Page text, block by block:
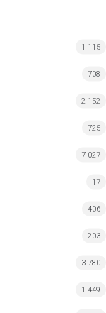
1 115
708
2 152
725
7 027
17
406
203
3 780
1 449